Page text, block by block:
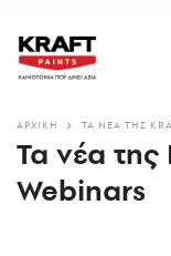
προς
περιεχόμενο
ΑΡΧΙΚΗ ΤΑ ΝΈΑ ΤΗΣ
Τα νέα της
Webinars